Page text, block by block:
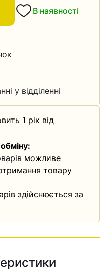
В наявності
у відділенні
1 рік від
можливе
товару
здійснюється за